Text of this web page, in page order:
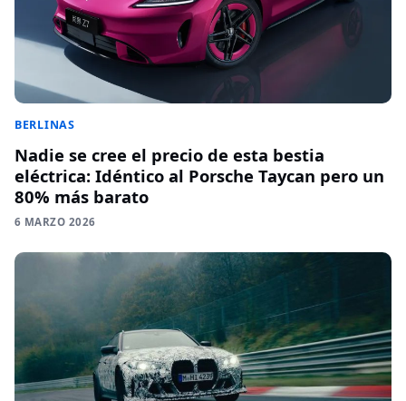
BERLINAS
Nadie se cree el precio de esta bestia
eléctrica: Idéntico al Porsche Taycan pero un
80% más barato
6 MARZO 2026